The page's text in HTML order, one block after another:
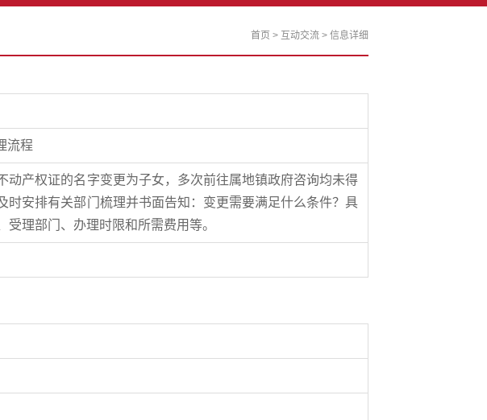
首页 > 互动交流 > 信息详细
流程
动产权证的名字变更为子女，多次前往属地镇政府咨询均未得
时安排有关部门梳理并书面告知：变更需要满足什么条件？具
理部门、办理时限和所需费用等。